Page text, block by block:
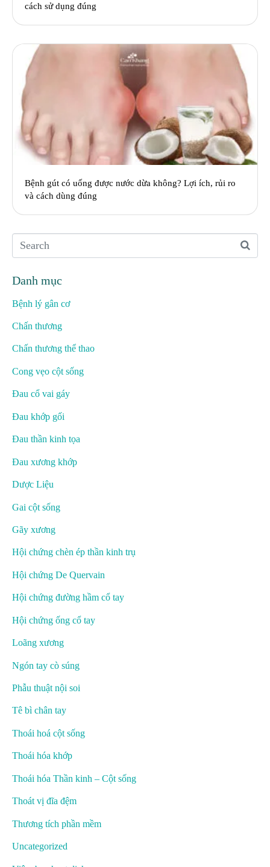
cách sử dụng đúng
Bệnh gút có uống được nước dừa không? Lợi ích, rủi ro
và cách dùng đúng
Danh mục
Bệnh lý gân cơ
Chấn thương
Chấn thương thể thao
Cong vẹo cột sống
Đau cổ vai gáy
Đau khớp gối
Đau thần kinh tọa
Đau xương khớp
Dược Liệu
Gai cột sống
Gãy xương
Hội chứng chèn ép thần kinh trụ
Hội chứng De Quervain
Hội chứng đường hầm cổ tay
Hội chứng ống cổ tay
Loãng xương
Ngón tay cò súng
Phẫu thuật nội soi
Tê bì chân tay
Thoái hoá cột sống
Thoái hóa khớp
Thoái hóa Thần kinh – Cột sống
Thoát vị đĩa đệm
Thương tích phần mềm
Uncategorized